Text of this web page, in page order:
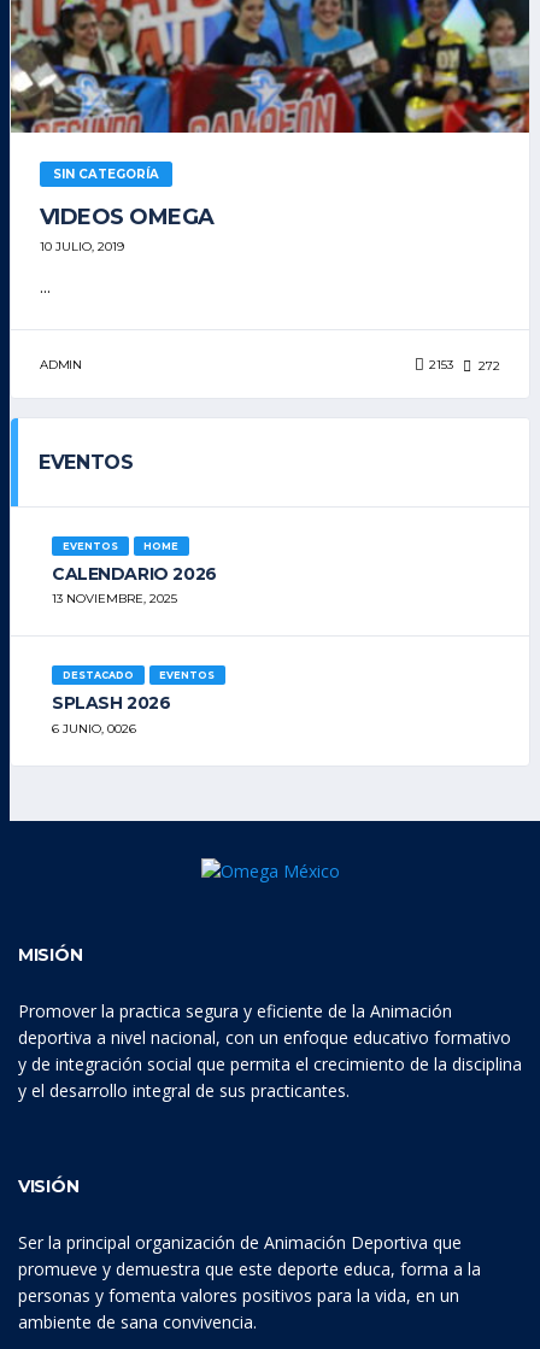
SIN CATEGORÍA
VIDEOS OMEGA
10 JULIO, 2019
...
ADMIN 2153 272
EVENTOS
EVENTOS HOME
CALENDARIO 2026
13 NOVIEMBRE, 2025
DESTACADO EVENTOS
SPLASH 2026
6 JUNIO, 0026
MISIÓN
Promover la practica segura y eficiente de la Animación
deportiva a nivel nacional, con un enfoque educativo formativo
y de integración social que permita el crecimiento de la disciplina
y el desarrollo integral de sus practicantes.
VISIÓN
Ser la principal organización de Animación Deportiva que
promueve y demuestra que este deporte educa, forma a la
personas y fomenta valores positivos para la vida, en un
ambiente de sana convivencia.